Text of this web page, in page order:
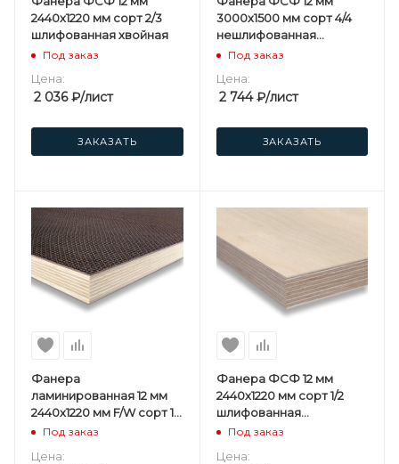
2440х1220 мм сорт 2/3
шлифованная хвойная
Под заказ
Цена:
2 036₽/лист
ЗАКАЗАТЬ
3000х1500 мм сорт 4/4
нешлифованная
березовая
Под заказ
Цена:
2 744₽/лист
ЗАКАЗАТЬ
Фанера
ламинированная 12 мм
2440х1220 мм F/W сорт 1/1
березовая
Под заказ
Цена:
Фанера ФСФ 12 мм
2440х1220 мм сорт 1/2
шлифованная
березовая
Под заказ
Цена: